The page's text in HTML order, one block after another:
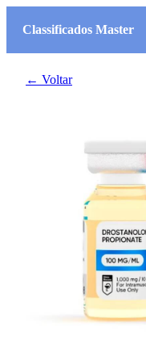
Classificados Master
← Voltar